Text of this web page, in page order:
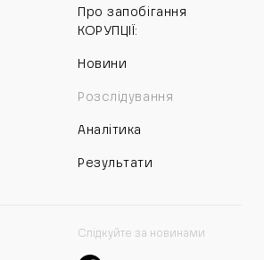
Про запобігання
КОРУПЦІЇ:
Новини
Розслідування
Аналітика
Результати
Слідкуйте за новинами